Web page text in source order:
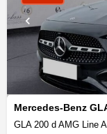
Mercedes-Benz
GLA 200 d AMG Line